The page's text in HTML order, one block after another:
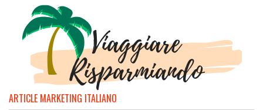
ARTICLE MARKETING ITALIANO